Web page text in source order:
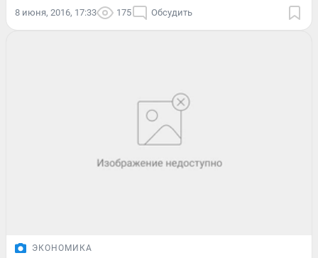
8 июня, 2016, 17:33 175 Обсудить
ЭКОНОМИКА